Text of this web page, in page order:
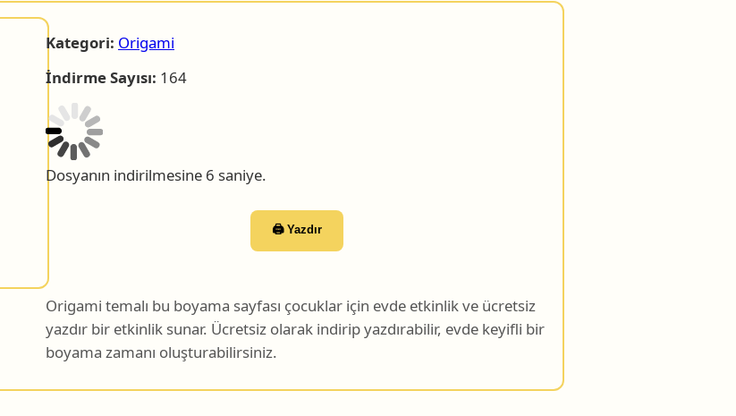
Kategori: Origami
İndirme Sayısı: 164
Dosyanın indirilmesine 5 saniye.
yazdır bir etkinlik sunar. Ücretsiz olarak indirip yazdırabilir, evde keyifli bir
boyama zamanı oluşturabilirsiniz.